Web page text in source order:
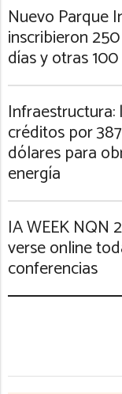
Nuevo Parque
inscribieron
días y otras
Infraestructura:
créditos por
dólares para
energía
IA WEEK NQN
verse online
conferencias